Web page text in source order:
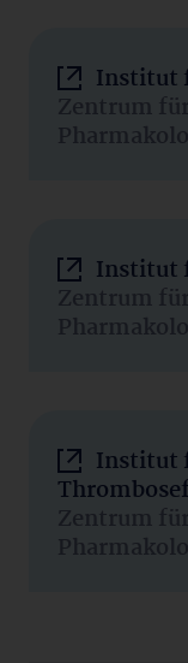
Institut
Zentrum
Institut
Zentrum
Institut
Zentrum